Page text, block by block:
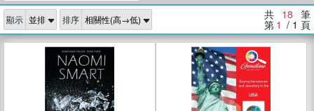
獎 臺灣漫遊錄 、 方念華 、 台灣的李
登輝時代
數學女孩：黎曼猜想 、
偉大的迷走神經
顯示 排序 共 18 筆
第 1 / 1 頁